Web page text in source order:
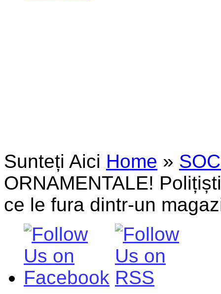
Sunteți Aici Home »
ORNAMENTALE!
ce le fura dintr-un